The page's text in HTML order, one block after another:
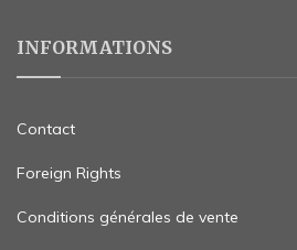
INFORMATIONS
Contact
Foreign Rights
Conditions générales de vente